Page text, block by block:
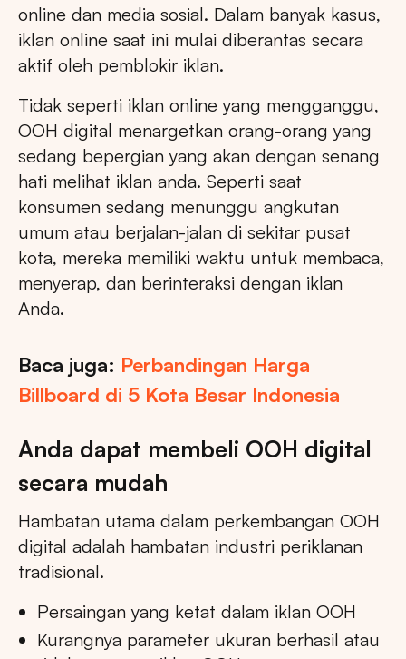
online dan media sosial. Dalam banyak kasus,
iklan online saat ini mulai diberantas secara
aktif oleh pemblokir iklan.
Tidak seperti iklan online yang mengganggu,
OOH digital menargetkan orang-orang yang
sedang bepergian yang akan dengan senang
hati melihat iklan anda. Seperti saat
konsumen sedang menunggu angkutan
umum atau berjalan-jalan di sekitar pusat
kota, mereka memiliki waktu untuk membaca,
menyerap, dan berinteraksi dengan iklan
Anda.
Baca juga: Perbandingan Harga
Billboard di 5 Kota Besar Indonesia
Anda dapat membeli OOH digital
secara mudah
Hambatan utama dalam perkembangan OOH
digital adalah hambatan industri periklanan
tradisional.
Persaingan yang ketat dalam iklan OOH
Kurangnya parameter ukuran berhasil atau